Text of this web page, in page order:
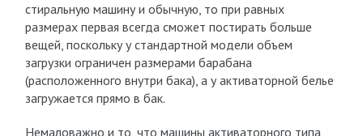
стиральную машину и обычную, то при равных
размерах первая всегда сможет постирать больше
вещей, поскольку у стандартной модели объем
загрузки ограничен размерами барабана
(расположенного внутри бака), а у активаторной белье
загружается прямо в бак.
Немаловажно и то, что машины активаторного типа